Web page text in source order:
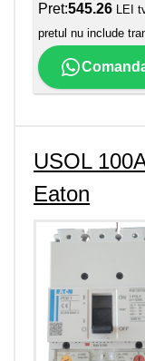
Pret:545.26 LEI
pretul nu include
USOL
Eaton